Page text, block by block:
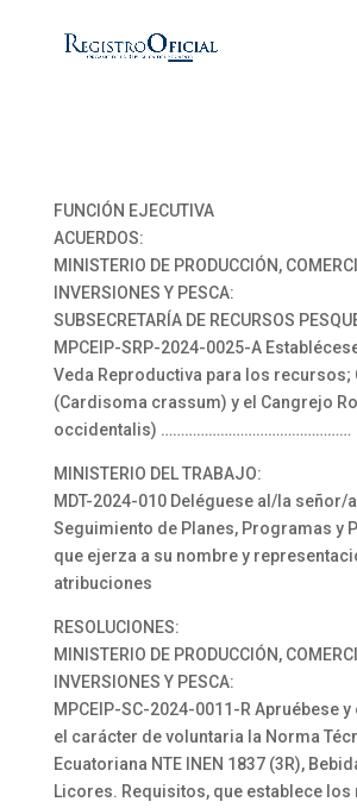
FUNCIÓN EJECUTIVA
ACUERDOS:
MINISTERIO DE PRODUCCIÓN,
INVERSIONES Y PESCA:
SUBSECRETARÍA DE RECURSOS
MPCEIP-SRP-2024-0025-A
Veda Reproductiva para los recursos;
(Cardisoma crassum) y el Cangrejo
occidentalis) …………………………………………
MINISTERIO DEL TRABAJO:
MDT-2024-010 Deléguese al/la señor/
Seguimiento de Planes, Programas y
que ejerza a su nombre y
atribuciones
RESOLUCIONES:
MINISTERIO DE PRODUCCIÓN,
INVERSIONES Y PESCA:
MPCEIP-SC-2024-0011-R Apruébese
el carácter de voluntaria la Norma
Ecuatoriana NTE INEN 1837 (3R),
Licores. Requisitos, que establece